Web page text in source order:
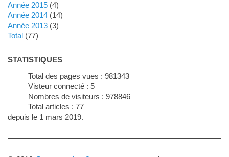
année 2015(4)
année 2014(14)
année 2013(3)
total (77)
STATISTIQUES
Total des pages vues : 981343
Visteur connecté : 5
Nombres de visiteurs : 978846
Total articles : 77
depuis le 1 mars 2019.